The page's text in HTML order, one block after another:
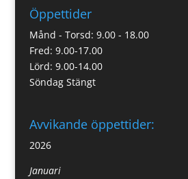
Öppettider
Månd - Torsd: 9.00 - 18.00
Fred: 9.00-17.00
Lörd: 9.00-14.00
Söndag Stängt
Avvikande öppettider:
2026
Januari